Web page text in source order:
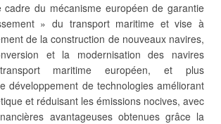
cadre du mécanisme européen de garantie
» du transport maritime et vise à
de la construction de nouveaux navires,
et la modernisation des navires
maritime européen, et plus
développement de technologies améliorant
et réduisant les émissions nocives, avec
avantageuses obtenues grâce la